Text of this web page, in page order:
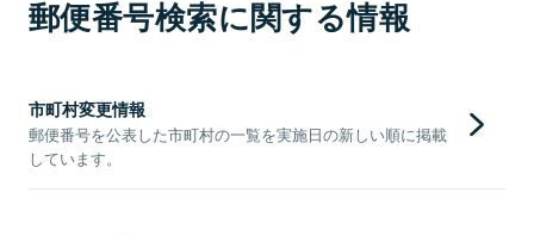
郵便番号検索に関する情報
市町村変更情報
郵便番号を公表した市町村の一覧を実施日の新しい順に掲載
しています。